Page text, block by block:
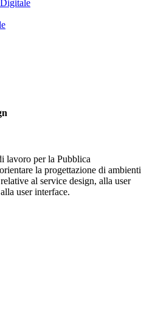
lavoro per la Pubblica
la progettazione di ambienti
al service design, alla user
user interface.